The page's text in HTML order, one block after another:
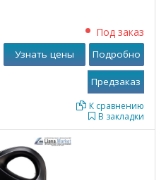
Под заказ
В закладки
К сравнению
Узнать цены Подробно